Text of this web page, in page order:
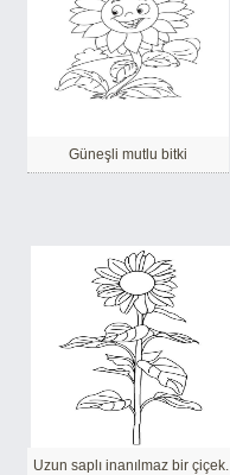
Güneşli mutlu bitki
Uzun saplı inanılmaz bir çiçek.